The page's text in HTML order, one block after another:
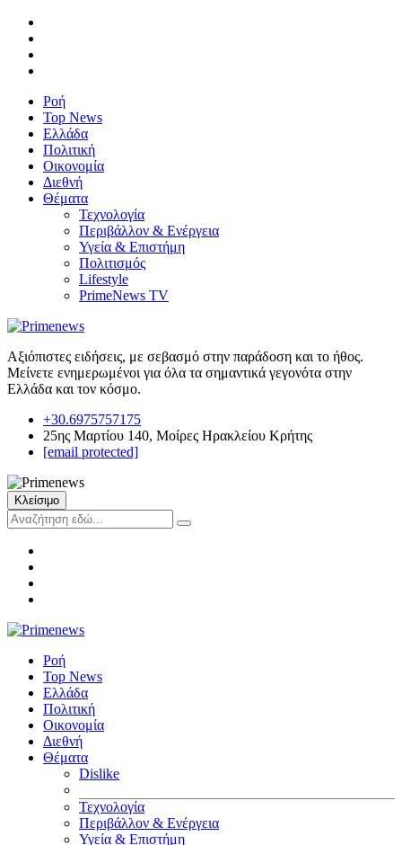
Ροή
Top News
Ελλάδα
Πολιτική
Οικονομία
Διεθνή
Θέματα
Τεχνολογία
Περιβάλλον & Ενέργεια
Υγεία & Επιστήμη
Πολιτισμός
Lifestyle
PrimeNews TV
Αξιόπιστες ειδήσεις, με σεβασμό στην παράδοση και το ήθος.
Μείνετε ενημερωμένοι για όλα τα σημαντικά γεγονότα στην
Ελλάδα και τον κόσμο.
+30.6975757175
25ης Μαρτίου 140, Μοίρες Ηρακλείου Κρήτης
[email protected]
Κλείσιμο
Ροή
Top News
Ελλάδα
Πολιτική
Οικονομία
Διεθνή
Θέματα
Dislike
Τεχνολογία
Περιβάλλον & Ενέργεια
Υγεία & Επιστήμη